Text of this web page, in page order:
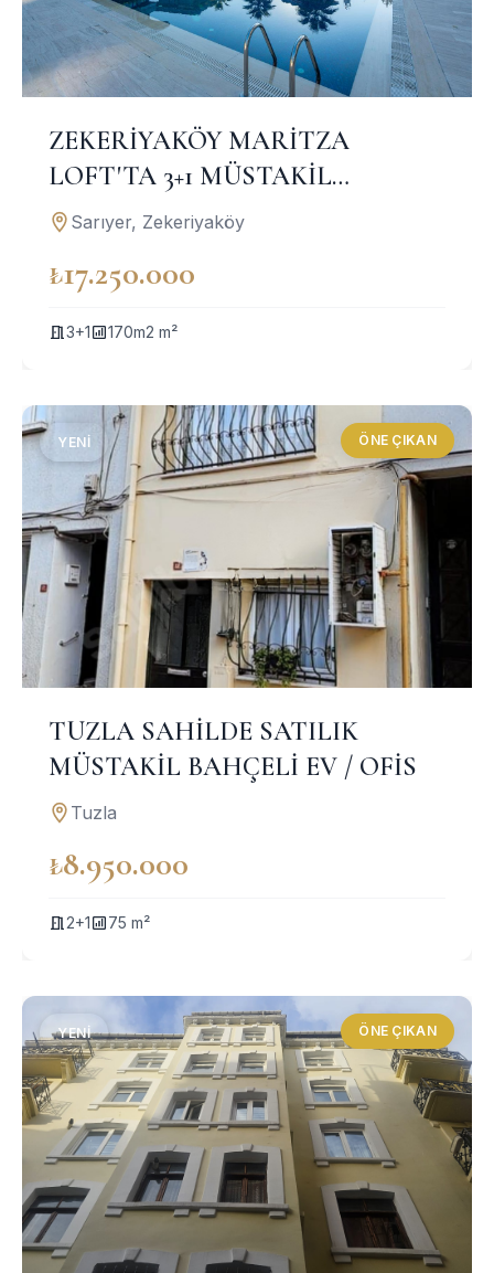
ZEKERİYAKÖY MARİTZA
LOFT'TA 3+1 MÜSTAKİL
Sarıyer, Zekeriyaköy
₺17.250.000
3+1 170m2 m²
YENI ÖNE ÇIKAN
TUZLA SAHİLDE SATILIK
MÜSTAKİL BAHÇELİ EV / OFİS
Tuzla
₺8.950.000
2+1 75 m²
YENI ÖNE ÇIKAN